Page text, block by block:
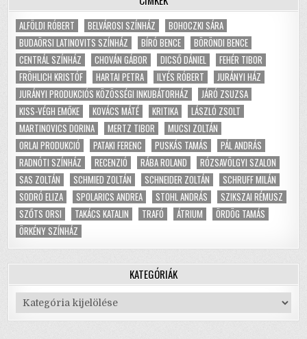
ALFÖLDI RÓBERT BELVÁROSI SZÍNHÁZ
BOHOCZKI SÁRA
BUDAÖRSI LATINOVITS SZÍNHÁZ
BÍRÓ BENCE
BÖRÖNDI BENCE
CENTRÁL SZÍNHÁZ
CHOVÁN GÁBOR DICSŐ DÁNIEL
FEHÉR TIBOR
FRÖHLICH KRISTÓF
HARTAI PETRA ILYÉS RÓBERT
JURÁNYI HÁZ
JURÁNYI PRODUKCIÓS KÖZÖSSÉGI INKUBÁTORHÁZ
JÁRÓ ZSUZSA
KISS-VÉGH EMŐKE
KOVÁCS MÁTÉ KRITIKA
LÁSZLÓ ZSOLT
MARTINOVICS DORINA
MERTZ TIBOR
MUCSI ZOLTÁN
ORLAI PRODUKCIÓ
PATAKI FERENC PUSKÁS TAMÁS
PÁL ANDRÁS
RADNÓTI SZÍNHÁZ
RECENZIÓ RÁBA ROLAND
RÓZSAVÖLGYI SZALON
SAS ZOLTÁN
SCHMIED ZOLTÁN SCHNEIDER ZOLTÁN
SCHRUFF MILÁN
SODRÓ ELIZA
SPOLARICS ANDREA STOHL ANDRÁS
SZIKSZAI RÉMUSZ
SZŐTS ORSI
TAKÁCS KATALIN TRAFÓ ÁTRIUM
ÖRDÖG TAMÁS
ÖRKÉNY SZÍNHÁZ
KATEGÓRIÁK
Kategóriák